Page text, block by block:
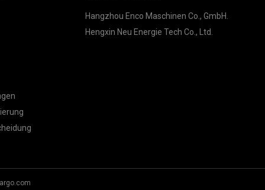
Hangzhou Enco Maschinen Co., GmbH.
Hengxin Neu Energie Tech Co., Ltd.